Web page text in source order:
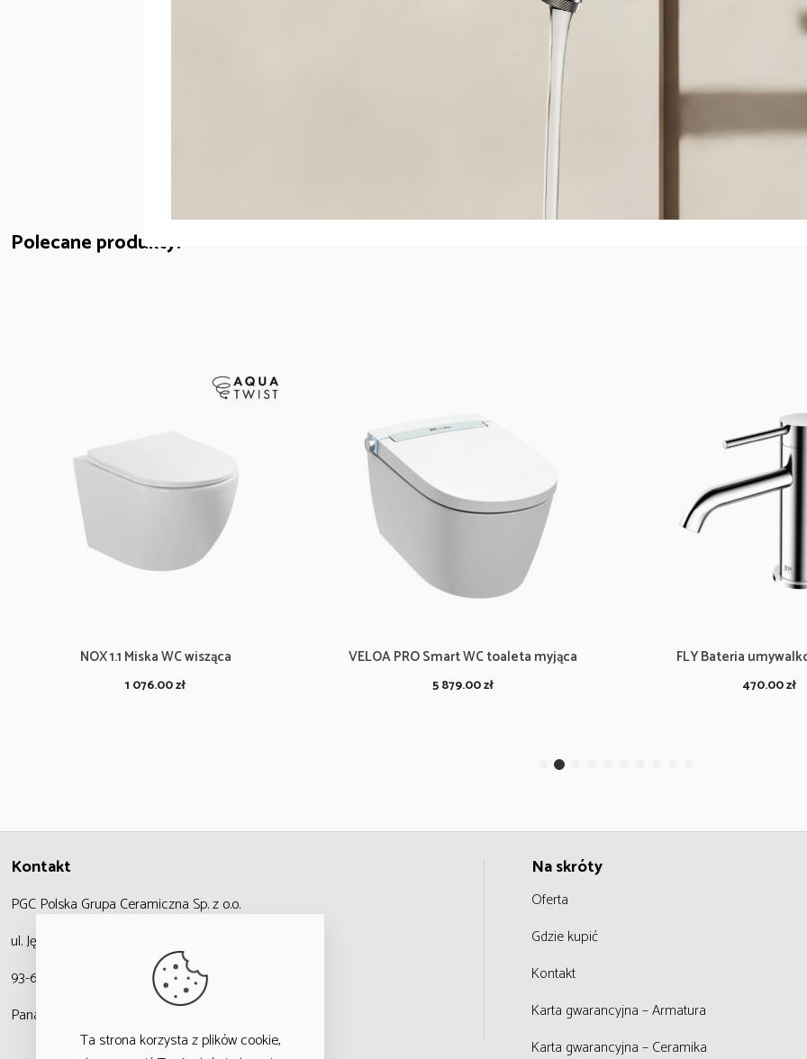
Polecane produkty:
NOX 1.1 Miska WC wisząca
1 076.00zł
VELOA PRO Smart WC toaleta myjąca
5 879.00zł
FLY Bateria
470.00zł
Kontakt
PGC Polska Grupa Ceramiczna Sp. z o.o.
ul. Jędrzejowska 47,
93-636 Łódź
Panattoni Logistic Hub
Na skróty
Oferta
Gdzie kupić
Kontakt
Karta gwarancyjna – Armatura
Karta gwarancyjna – Ceramika
Ta strona korzysta z plików cookie,